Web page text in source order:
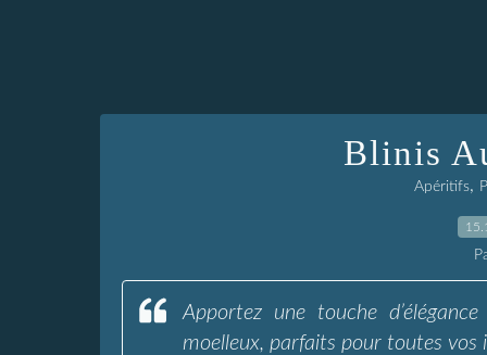
Blinis
Apéritifs,
Apportez une touche
moelleux, parfaits pour toutes vos